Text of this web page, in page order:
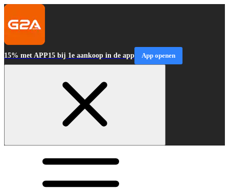
15% met APP15 bij 1e aankoop in de app App openen